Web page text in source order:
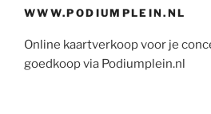
WWW.PODIUMPLEIN.NL
Online kaartverkoop voor je
goedkoop via Podiumplein.nl